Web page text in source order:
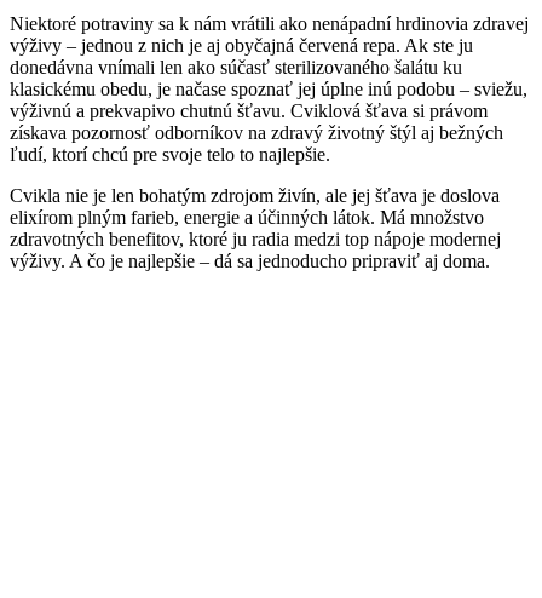
Niektoré potraviny sa k nám vrátili ako nenápadní hrdinovia zdravej
výživy – jednou z nich je aj obyčajná červená repa. Ak ste ju
donedávna vnímali len ako súčasť sterilizovaného šalátu ku
klasickému obedu, je načase spoznať jej úplne inú podobu – sviežu,
výživnú a prekvapivo chutnú šťavu. Cviklová šťava si právom
získava pozornosť odborníkov na zdravý životný štýl aj bežných
ľudí, ktorí chcú pre svoje telo to najlepšie.
Cvikla nie je len bohatým zdrojom živín, ale jej šťava je doslova
elixírom plným farieb, energie a účinných látok. Má množstvo
zdravotných benefitov, ktoré ju radia medzi top nápoje modernej
výživy. A čo je najlepšie – dá sa jednoducho pripraviť aj doma.